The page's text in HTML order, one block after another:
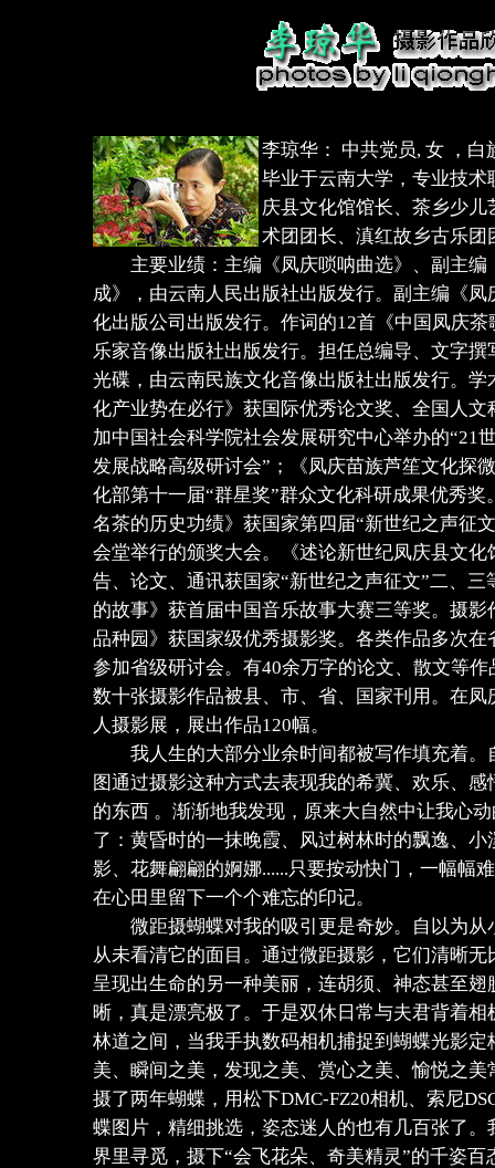
李琼华： 中共党员, 女 ，白
毕业于云南大学，专业技
庆县文化馆馆长、茶乡少
术团团长、滇红故乡古乐团
主要业绩：主编《凤庆唢呐曲选》、副主编
成》，由云南人民出版社出版发行。副主编《
化出版公司出版发行。作词的12首《中国凤庆
乐家音像出版社出版发行。担任总编导、文字
光碟，由云南民族文化音像出版社出版发行。
化产业势在必行》获国际优秀论文奖、全国人
加中国社会科学院社会发展研究中心举办的“21
发展战略高级研讨会”；《凤庆苗族芦笙文化探
化部第十一届“群星奖”群众文化科研成果优秀
名茶的历史功绩》获国家第四届“新世纪之声征
会堂举行的颁奖大会。《述论新世纪凤庆县文
告、论文、通讯获国家“新世纪之声征文”二、
的故事》获首届中国音乐故事大赛三等奖。摄
品种园》获国家级优秀摄影奖。各类作品多次
参加省级研讨会。有40余万字的论文、散文等
数十张摄影作品被县、市、省、国家刊用。在
人摄影展，展出作品120幅。
我人生的大部分业余时间都被写作填充着。
图通过摄影这种方式去表现我的希冀、欢乐、
的东西 。渐渐地我发现，原来大自然中让我心
了：黄昏时的一抹晚霞、风过树林时的飘逸、
影、花舞翩翩的婀娜......只要按动快门，一幅幅
在心田里留下一个个难忘的印记。
微距摄蝴蝶对我的吸引更是奇妙。自以为从
从未看清它的面目。通过微距摄影，它们清晰
呈现出生命的另一种美丽，连胡须、神态甚至
晰，真是漂亮极了。于是双休日常与夫君背着
林道之间，当我手执数码相机捕捉到蝴蝶光影
美、瞬间之美，发现之美、赏心之美、愉悦之
摄了两年蝴蝶，用松下DMC-FZ20相机、索尼
蝶图片，精细挑选，姿态迷人的也有几百张了
界里寻觅，摄下“会飞花朵、奇美精灵”的千姿百